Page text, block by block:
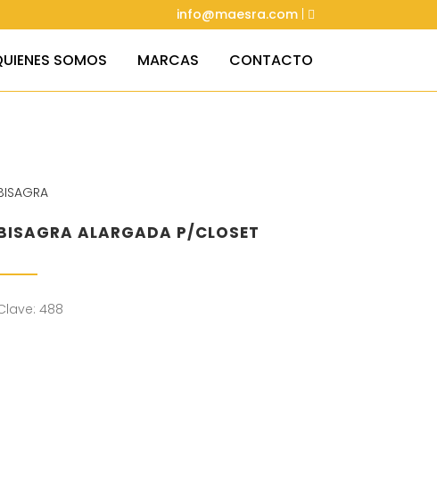
info@maesra.com
SOMOS MARCAS CONTACTO
ALARGADA P/CLOSET
488